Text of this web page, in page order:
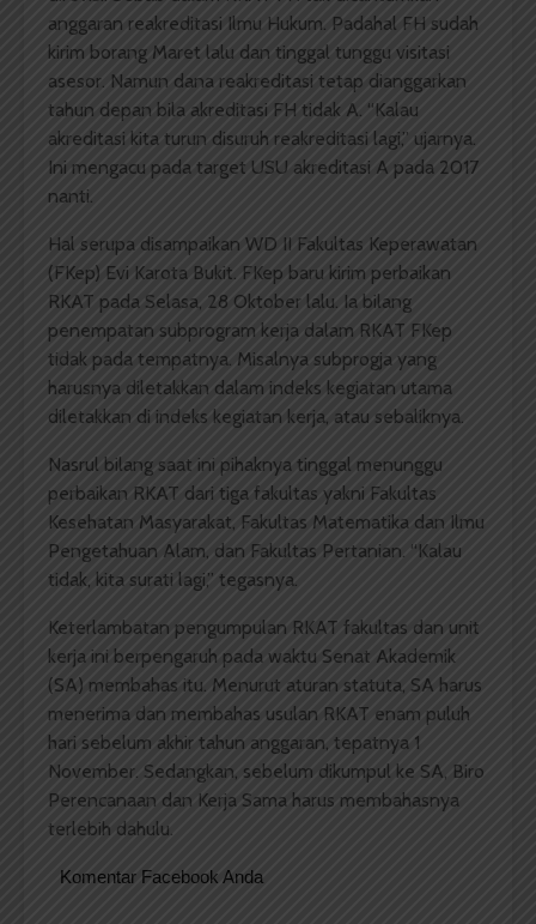
anggaran reakreditasi Ilmu Hukum. Padahal FH sudah
kirim borang Maret lalu dan tinggal tunggu visitasi
asesor. Namun dana reakreditasi tetap dianggarkan
tahun depan bila akreditasi FH tidak A. “Kalau
akreditasi kita turun disuruh reakreditasi lagi,” ujarnya.
Ini mengacu pada target USU akreditasi A pada 2017
nanti.
Hal serupa disampaikan WD II Fakultas Keperawatan
(FKep) Evi Karota Bukit. FKep baru kirim perbaikan
RKAT pada Selasa, 28 Oktober lalu. Ia bilang
penempatan subprogram kerja dalam RKAT FKep
tidak pada tempatnya. Misalnya subprogja yang
harusnya diletakkan dalam indeks kegiatan utama
diletakkan di indeks kegiatan kerja, atau sebaliknya.
Nasrul bilang saat ini pihaknya tinggal menunggu
perbaikan RKAT dari tiga fakultas yakni Fakultas
Kesehatan Masyarakat, Fakultas Matematika dan Ilmu
Pengetahuan Alam, dan Fakultas Pertanian. “Kalau
tidak, kita surati lagi,” tegasnya.
Keterlambatan pengumpulan RKAT fakultas dan unit
kerja ini berpengaruh pada waktu Senat Akademik
(SA) membahas itu. Menurut aturan statuta, SA harus
menerima dan membahas usulan RKAT enam puluh
hari sebelum akhir tahun anggaran, tepatnya 1
November. Sedangkan, sebelum dikumpul ke SA, Biro
Perencanaan dan Kerja Sama harus membahasnya
terlebih dahulu.
Komentar Facebook Anda